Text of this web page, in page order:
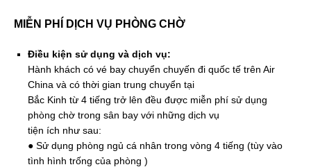
MIỄN PHÍ DỊCH VỤ PHÒNG CHỜ
Điều kiện sử dụng và dịch vụ:
Hành khách có vé bay chuyển chuyến đi quốc tế trên Air
China và có thời gian trung chuyển tại
Bắc Kinh từ 4 tiếng trở lên đều được miễn phí sử dụng
phòng chờ trong sân bay với những dịch vụ
tiện ích như sau:
● Sử dụng phòng ngủ cá nhân trong vòng 4 tiếng (tùy vào
tình hình trống của phòng )